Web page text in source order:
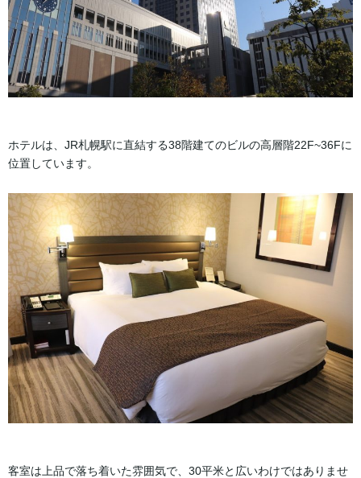
【ランプライトブックスホテル札幌】本の世界を旅するホテル！
【クインテッサホテル 札幌】落ち着いた客室が魅力の大人空間！
【プレミアホテル TSUBAKI 札幌】豊平川沿いに佇むプレミアホテ
ル！
【札幌エクセルホテル東急】すすきの徒歩圏内の快適空間！
【ANAホリデイ・イン札幌すすきの】すすきのど真ん中ホテル！
【UNWIND HOTEL & BAR SAPPORO】非日常を感じるロッジ風ホ
【ザ ノット 札幌】「大自然の大都会」！
【ホテル・アンドルームス札幌すすきの】サウナとカフェを備え
た！
中島公園周辺おすすめホテル！
【札幌パークホテル】中島公園に佇む老舗高級ホテル！
【プレミアホテル 中島公園 札幌】四季折々の景観が楽しめる大型ホ
テル！
【ホテルマイステイズ札幌中島公園】インスタ映え間違いなし！ス
タイリッシュ空間！
【ホテルJALシティ札幌 中島公園】黒御影石で構成された大浴場！
ホテルは、JR札幌駅に直結する38階建てのビルの高層階22F~36Fに
位置しています。
客室は上品で落ち着いた雰囲気で、30平米と広いわけではありませ